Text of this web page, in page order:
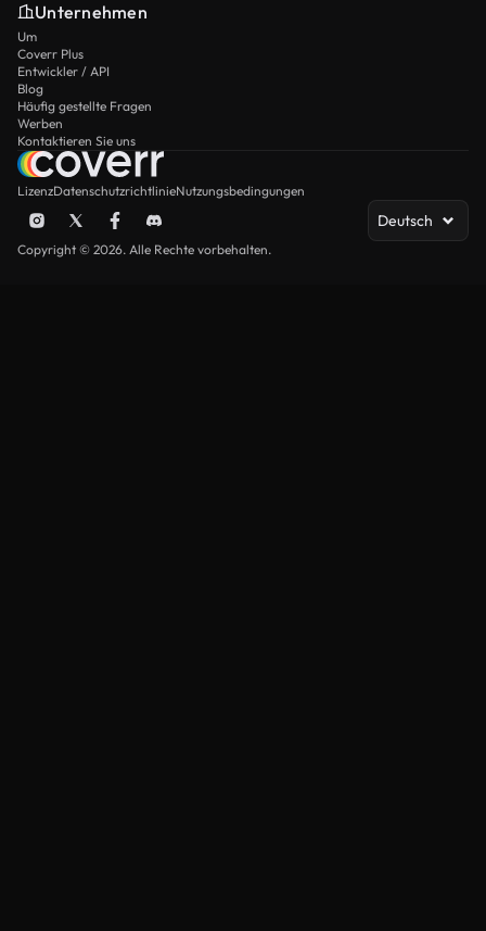
Unternehmen
Um
Coverr Plus
Entwickler / API
Blog
Häufig gestellte Fragen
Werben
Kontaktieren Sie uns
LizenzDatenschutzrichtlinieNutzungsbedingungen
Deutsch
Copyright © 2026. Alle Rechte vorbehalten.